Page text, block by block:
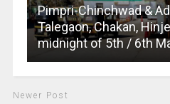
Pimpri-Chinchwad &
Talegaon, Chakan,
midnight of 5th / 6th
Newer Post